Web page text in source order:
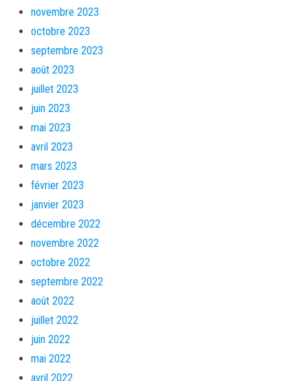
novembre 2023
octobre 2023
septembre 2023
août 2023
juillet 2023
juin 2023
mai 2023
avril 2023
mars 2023
février 2023
janvier 2023
décembre 2022
novembre 2022
octobre 2022
septembre 2022
août 2022
juillet 2022
juin 2022
mai 2022
avril 2022